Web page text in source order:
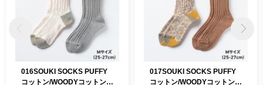
016SOUKI SOCKS PUFFY
コットン/WOODYコットンス
017SOUKI SOCKS PUFFY
コットン/WOODYコットンス